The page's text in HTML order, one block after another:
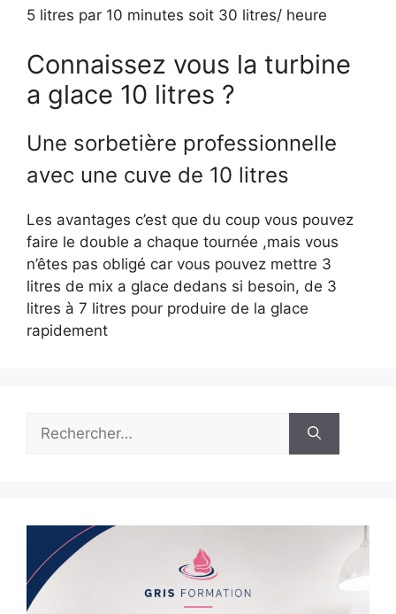
5 litres par 10 minutes soit 30 litres/ heure
Connaissez vous la turbine
a glace 10 litres ?
Une sorbetière professionnelle
avec une cuve de 10 litres
Les avantages c’est que du coup vous pouvez
faire le double a chaque tournée ,mais vous
n’êtes pas obligé car vous pouvez mettre 3
litres de mix a glace dedans si besoin, de 3
litres à 7 litres pour produire de la glace
rapidement